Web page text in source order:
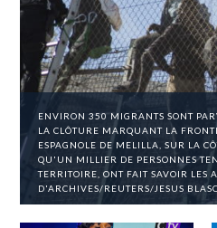
ENVIRON 350 MIGRANTS SONT
LA CLÔTURE MARQUANT LA
ESPAGNOLE DE MELILLA, SUR LA
QU'UN MILLIER DE PERSONNES
TERRITOIRE, ONT FAIT SAVOIR LES
D'ARCHIVES/REUTERS/JESUS